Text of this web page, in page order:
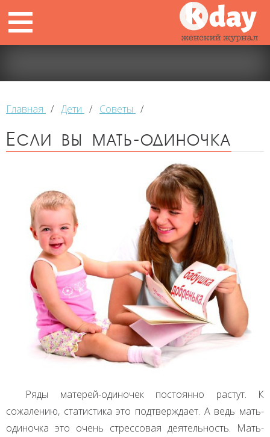
Главная / Дети / Советы /
Если вы мать-одиночка
Ряды матерей-одиночек постоянно растут. К
сожалению, статистика это подтверждает. А ведь мать-
одиночка это очень стрессовая деятельность. Мать-